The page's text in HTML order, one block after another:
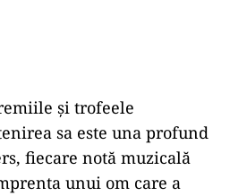
și trofeele
sa este una profund
fiecare notă muzicală
unui om care a